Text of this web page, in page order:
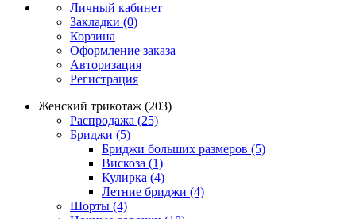
Личный кабинет
Закладки (0)
Корзина
Оформление заказа
Авторизация
Регистрация
Женский трикотаж (203)
Распродажа (25)
Бриджи (5)
Бриджи больших размеров (5)
Вискоза (1)
Кулирка (4)
Летние бриджи (4)
Шорты (4)